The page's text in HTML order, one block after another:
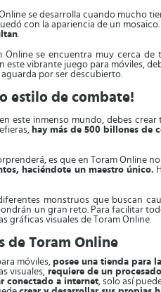
se desarrolla cuando mucho
con la apariencia de un
.
Online se encuentra muy cerca
este vibrante juego para móviles,
por ser descubierto.
estilo de combate!
este inmenso mundo, debes
hay más de 500 billones de
es que en Toram Online
haciéndote un maestro único.
monstruos que buscan
un gran reto. Para facilitar
gráficas visuales de Toram Online.
de Toram Online
móviles, posee una tienda para
visuales, requiere de un
conectado a internet, solo así